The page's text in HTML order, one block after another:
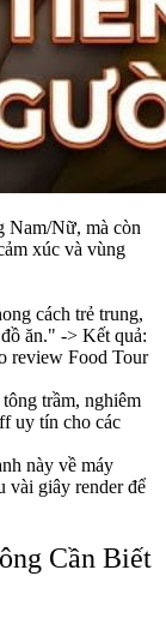
Nam/Nữ, mà còn
xúc và vùng
cách trẻ trung,
ăn." -> Kết quả:
review Food Tour
trầm, nghiêm
uy tín cho các
này về máy
vài giây render để
Cần Biết